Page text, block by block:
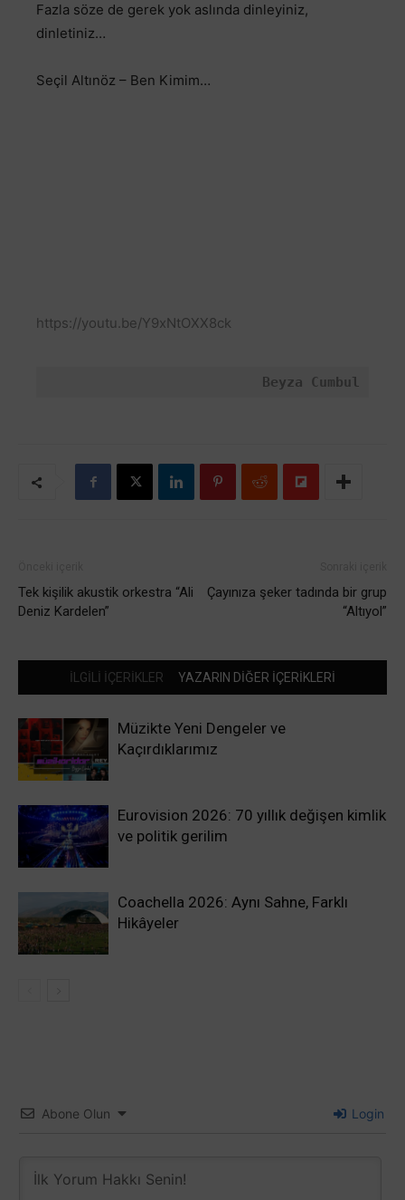
Fazla söze de gerek yok aslında dinleyiniz,
dinletiniz…
Seçil Altınöz – Ben Kimim…
https://youtu.be/Y9xNtOXX8ck
Beyza Cumbul
Tek kişilik akustik orkestra “Ali
Deniz Kardelen”
Çayınıza şeker tadında bir grup
“Altıyol”
İLGİLİ İÇERİKLER YAZARIN DİĞER İÇERİKLERİ
Müzikte Yeni Dengeler ve
Kaçırdıklarımız
Eurovision 2026: 70 yıllık değişen kimlik
ve politik gerilim
Coachella 2026: Aynı Sahne, Farklı
Hikâyeler
Abone Olun Login